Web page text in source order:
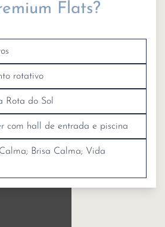
Flats?
rotativo
Rota do Sol
com hall de entrada e piscina
Brisa Calma; Vida